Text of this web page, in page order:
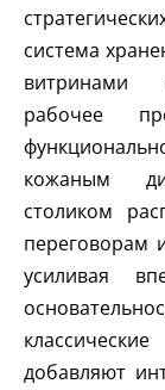
система
витринами
рабочее
кожаным
столиком
переговорам
усиливая
добавляют